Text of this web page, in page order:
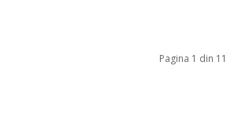
Pagina 1 din 11